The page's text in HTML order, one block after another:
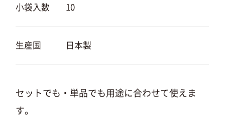
小袋入数 10
生産国 日本製
セットでも・単品でも用途に合わせて使えま
す。